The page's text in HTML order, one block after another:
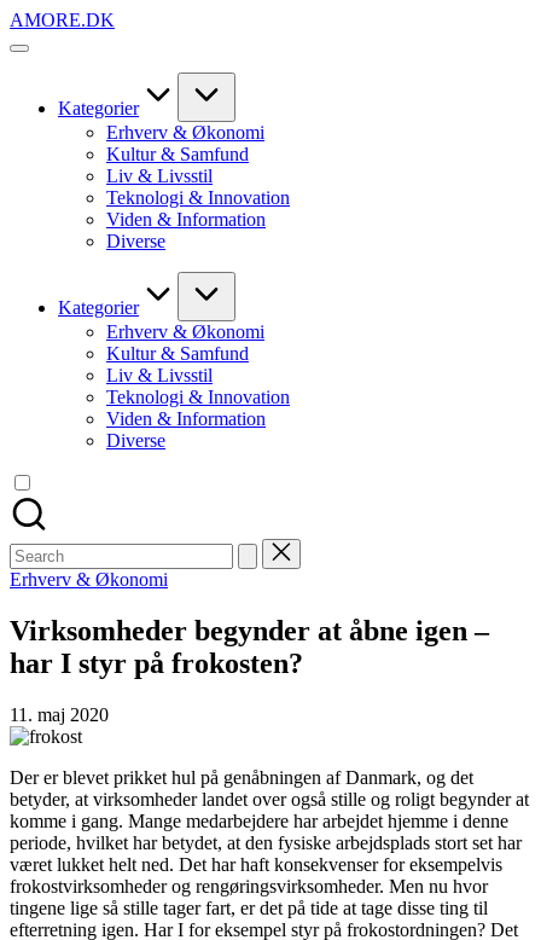
Skip
to
AMORE.DK
For
Kategorier
Erhverv & Økonomi
Kultur & Samfund
Liv & Livsstil
Teknologi & Innovation
Viden & Information
Diverse
Kategorier
Erhverv & Økonomi
Kultur & Samfund
Liv & Livsstil
Teknologi & Innovation
Viden & Information
Diverse
Search
for:
Posted
Erhverv & Økonomi
Virksomheder begynder at åbne igen –
har I styr på frokosten?
11. maj 2020
Der er blevet prikket hul på genåbningen af Danmark, og det
betyder, at virksomheder landet over også stille og roligt begynder at
komme i gang. Mange medarbejdere har arbejdet hjemme i denne
periode, hvilket har betydet, at den fysiske arbejdsplads stort set har
været lukket helt ned. Det har haft konsekvenser for eksempelvis
frokostvirksomheder og rengøringsvirksomheder. Men nu hvor
tingene lige så stille tager fart, er det på tide at tage disse ting til
efterretning igen. Har I for eksempel styr på frokostordningen? Det